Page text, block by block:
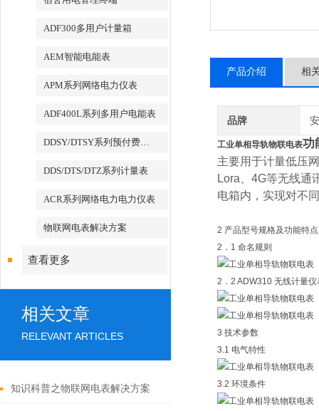
ADF300多用户计量箱
AEM智能电能表
APM系列网络电力仪表
ADF400L系列多用户电能表
DDSY/DTSY系列预付费电表
DDS/DTS/DTZ系列计量表
ACR系列网络电力电力仪表
物联网电表解决方案
查看更多
相关文章
RELEVANT ARTICLES
知识科普之物联网电表解决方案
产品介绍 相
品牌
工业单相导轨物联电表功
主要用于计量低压
Lora、 4G等无线通
电箱内，实现对不
2 产品型号规格及功能特点
2．1 命名规则
2．2 ADW310 无线计量
3 技术参数
3.1 电气特性
3.2 环境条件